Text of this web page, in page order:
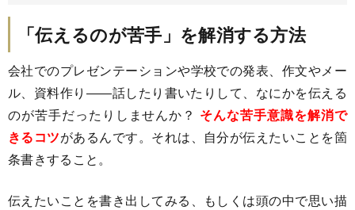
「伝えるのが苦手」を解消する方法
会社でのプレゼンテーションや学校での発表、作文やメー
ル、資料作り――話したり書いたりして、なにかを伝える
のが苦手だったりしませんか？ そんな苦手意識を解消で
きるコツがあるんです。それは、自分が伝えたいことを箇
条書きすること。
伝えたいことを書き出してみる、もしくは頭の中で思い描